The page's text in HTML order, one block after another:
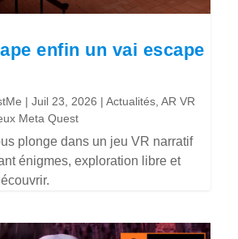
enfin un vai escape
|Juil 23, 2026 |Actualités ,AR VR
Meta Quest
plonge dans un jeu VR narratif
énigmes, exploration libre et